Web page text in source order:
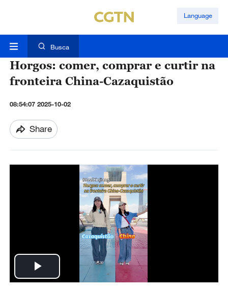
Language
Busca
Horgos: comer, comprar e curtir na
fronteira China-Cazaquistão
08:54:07 2025-10-02
Share
P